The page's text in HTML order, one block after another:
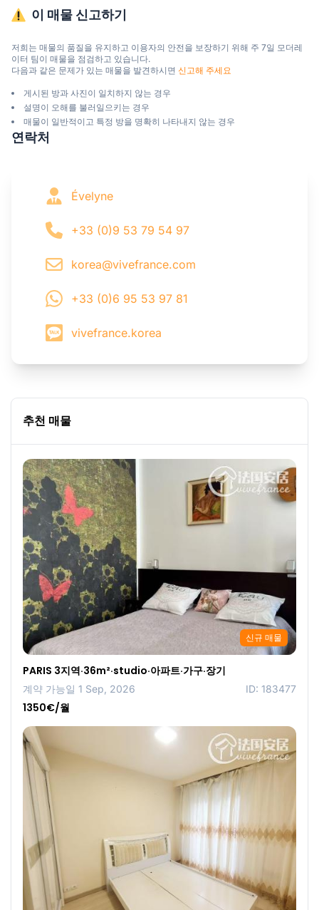
이 매물 신고하기
저희는 매물의 품질을 유지하고 이용자의 안전을 보장하기 위해 주 7일 모더레
이터 팀이 매물을 점검하고 있습니다.
다음과 같은 문제가 있는 매물을 발견하시면 신고해 주세요
게시된 방과 사진이 일치하지 않는 경우
설명이 오해를 불러일으키는 경우
매물이 일반적이고 특정 방을 명확히 나타내지 않는 경우
연락처
Évelyne
+33 (0)9 53 79 54 97
korea@vivefrance.com
+33 (0)6 95 53 97 81
vivefrance.korea
추천 매물
신규 매물
PARIS 3지역·36m²·studio·아파트·가구·장기
계약 가능일 1 Sep, 2026 ID: 183477
1350€/월